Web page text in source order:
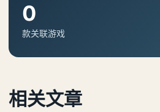
0
款关联游戏
相关文章